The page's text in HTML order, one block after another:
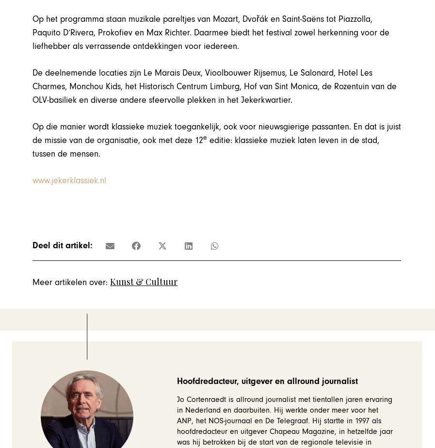
Op het programma staan muzikale pareltjes van Mozart, Dvořák en Saint-Saëns tot Piazzolla,
Paquito D’Rivera, Prokofiev en Max Richter. Daarmee biedt het festival zowel herkenning voor de
liefhebber als verrassende ontdekkingen voor iedereen.
De deelnemende locaties zijn Le Marais Deux, Vioolbouwer Rijsemus, Le Salonard, Hotel Les
Charmes, Monchou Kids, het Historisch Centrum Limburg, Hof van Sint Monica, de Rozentuin van de
OLV-basiliek en diverse andere sfeervolle plekken in het Jekerkwartier.
Op die manier wordt klassieke muziek toegankelijk, ook voor nieuwsgierige passanten. En dat is juist
de missie van de organisatie, ook met deze 12e editie: klassieke muziek laten leven in de stad,
tussen de mensen.
www.jekerklassiek.nl
Deel dit artikel:
Meer artikelen over: Kunst & Cultuur
Hoofdredacteur, uitgever en allround journalist
Jo Cortenraedt is allround journalist met tientallen jaren ervaring
in Nederland en daarbuiten. Hij werkte onder meer voor het
ANP, het NOS-journaal en De Telegraaf. Hij startte in 1997 als
hoofdredacteur en uitgever Chapeau Magazine, in hetzelfde jaar
was hij betrokken bij de start van de regionale televisie in